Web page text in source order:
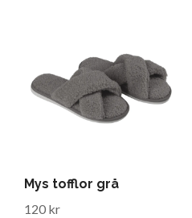
Mys tofflor grå
120 kr